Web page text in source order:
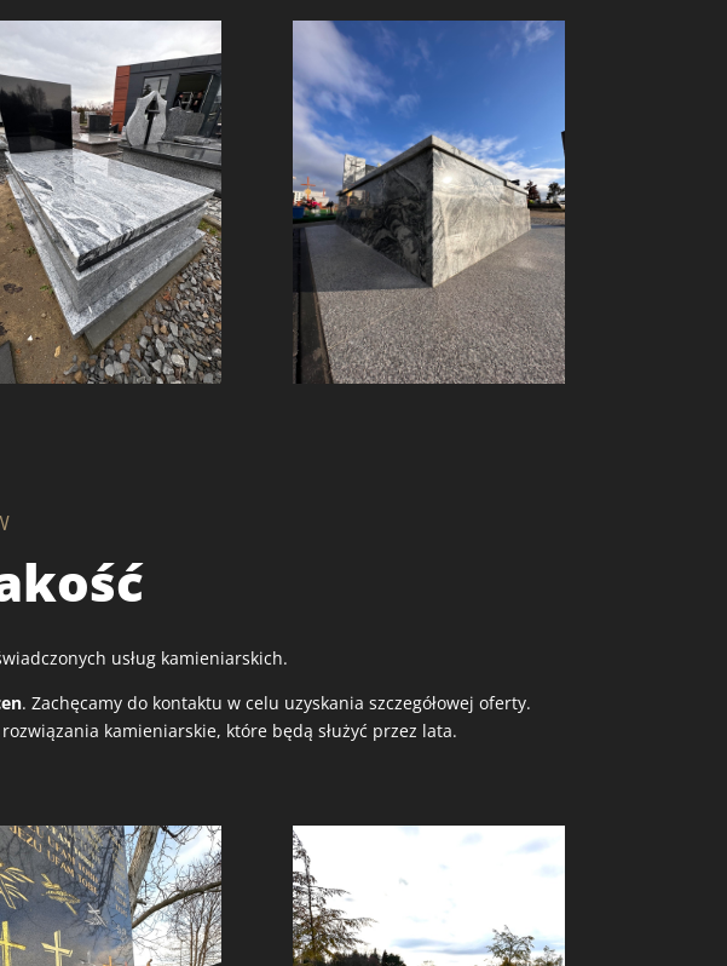
usług kamieniarskich.
. Zachęcamy do kontaktu w celu uzyskania szczegółowej oferty.
kamieniarskie, które będą służyć przez lata.